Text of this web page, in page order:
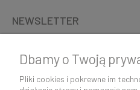
NEWSLETTER
Dbamy o Twoją
Pliki cookies i pokrewne im